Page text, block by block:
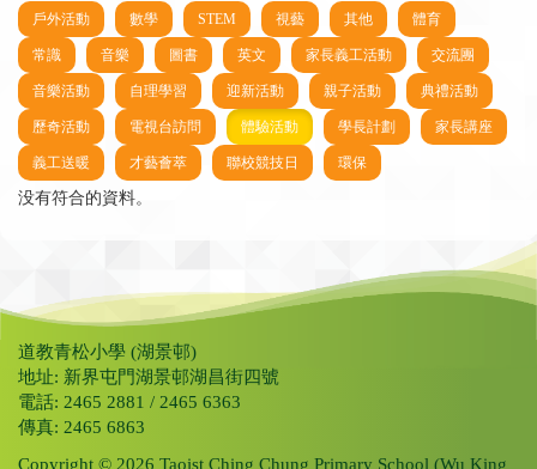
戶外活動 數學 STEM 視藝 其他 體育
常識 音樂 圖書 英文 家長義工活動 交流團
音樂活動 自理學習 迎新活動 親子活動 典禮活動
歷奇活動 電視台訪問 體驗活動 學長計劃 家長講座
義工送暖 才藝薈萃 聯校競技日 環保
没有符合的資料。
道教青松小學 (湖景邨)
地址: 新界屯門湖景邨湖昌街四號
電話: 2465 2881 / 2465 6363
傳真: 2465 6863
Copyright © 2026 Taoist Ching Chung Primary School (Wu King